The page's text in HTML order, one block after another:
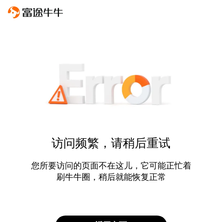
访问频繁，请稍后重试
您所要访问的页面不在这儿，它可能正忙着
刷牛牛圈，稍后就能恢复正常